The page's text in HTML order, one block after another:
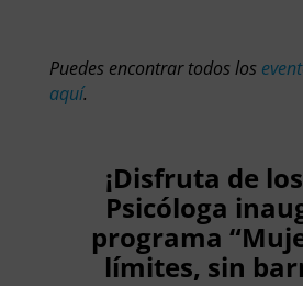
Puedes encontrar todos los
aquí.
¡Disfruta de
Psicóloga
programa
límites, sin